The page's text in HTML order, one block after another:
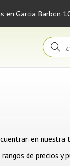
en Garcia Barbon
en nuestra
de precios y